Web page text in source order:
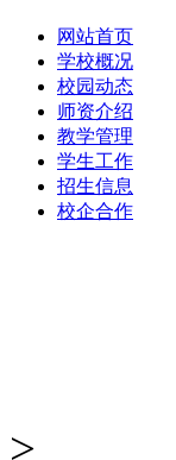
网站首页
学校概况
校园动态
师资介绍
教学管理
学生工作
招生信息
校企合作
>